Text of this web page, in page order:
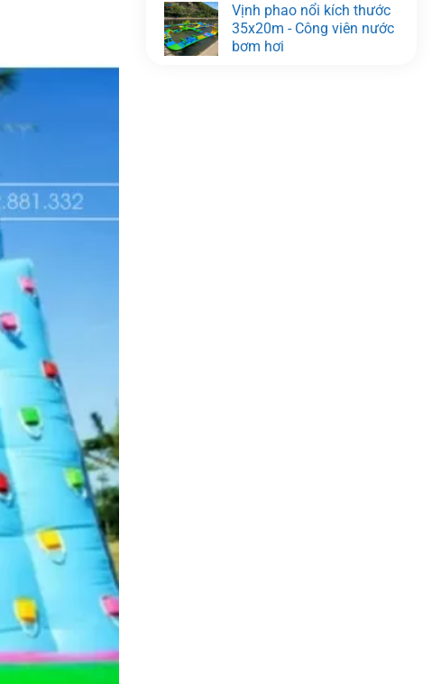
Vịnh phao nổi kích thước
35x20m - Công viên nước
bơm hơi